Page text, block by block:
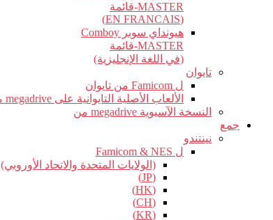
MASTER-قائمة
(EN FRANCAIS)
هيونداي سوبر Comboy
MASTER-قائمة
(في اللغة الإنجليزية)
تايوان
ل Famicom من تايوان
الألعاب الأصلية التايوانية على megadrive من
النسخة الآسيوية megadrive من
جمع
نينتندو
ل Famicom & NES
(الولايات المتحدة والاتحاد الأوروبي)
(JP)
(HK)
(CH)
(KR)